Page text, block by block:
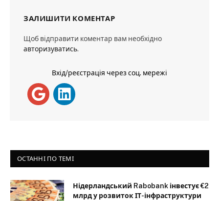
ЗАЛИШИТИ КОМЕНТАР
Щоб відправити коментар вам необхідно
авторизуватись.
Вхід/реєстрація через соц. мережі
ОСТАННІ ПО ТЕМІ
Нідерландський Rabobank інвестує €2
млрд у розвиток ІТ-інфраструктури